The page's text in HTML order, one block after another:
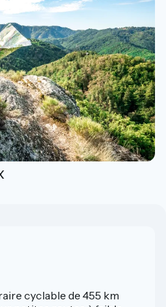
cyclable de 455 km